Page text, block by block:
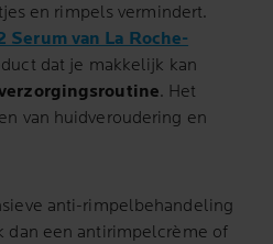
en rimpels vermindert.
Serum van La Roche-
dat je makkelijk kan
. Het
van huidveroudering en
anti-rimpelbehandeling
dan een antirimpelcrème of